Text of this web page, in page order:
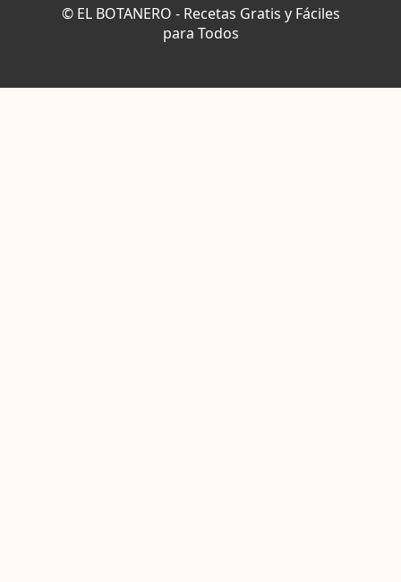
© EL BOTANERO - Recetas Gratis y Fáciles
para Todos